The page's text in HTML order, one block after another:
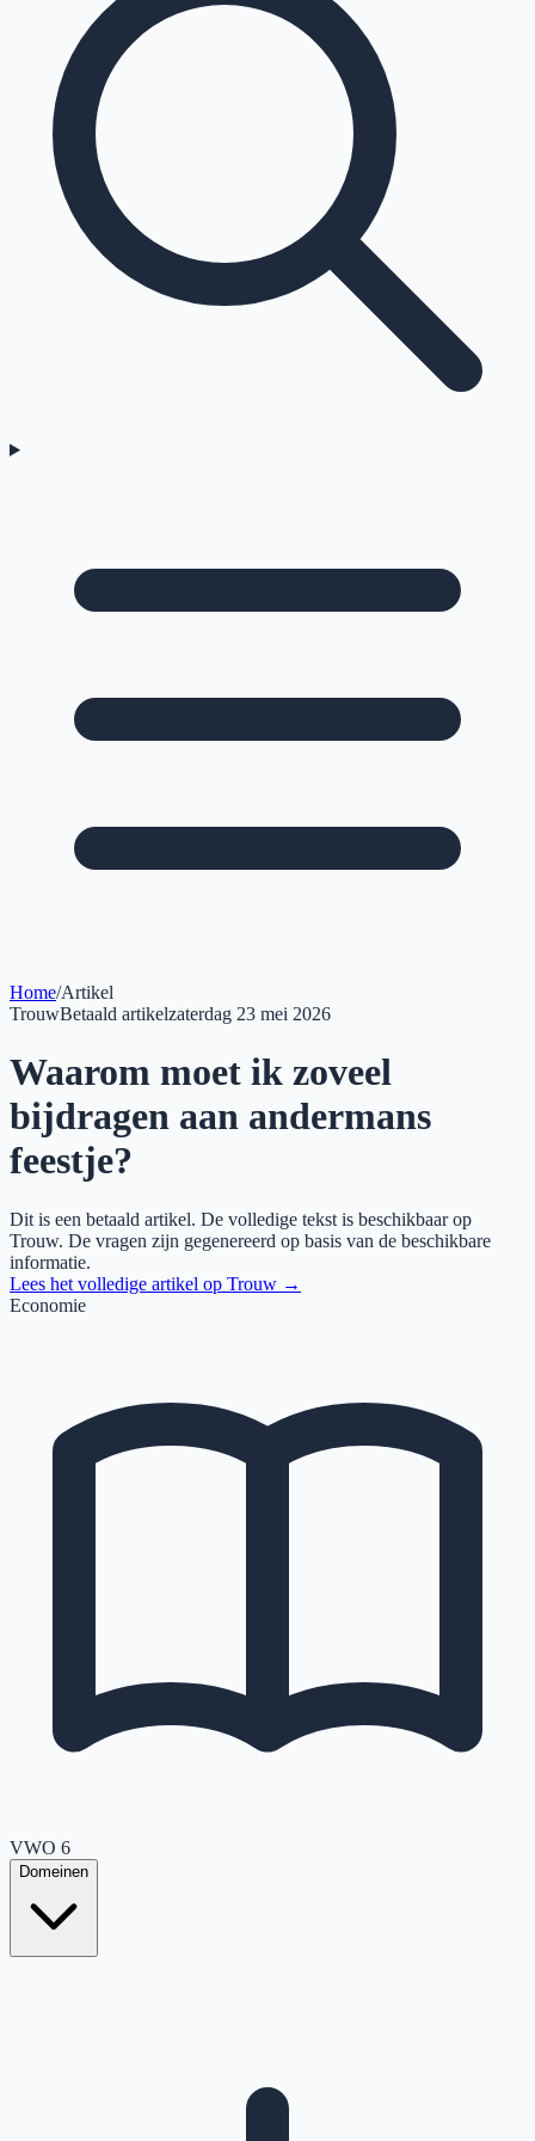
Home/Artikel
TrouwBetaald artikelzaterdag 23 mei 2026
Waarom moet ik zoveel
bijdragen aan andermans
feestje?
Dit is een betaald artikel. De volledige tekst is beschikbaar op
Trouw. De vragen zijn gegenereerd op basis van de beschikbare
informatie.
Lees het volledige artikel op Trouw →
Economie
VWO 6
Domeinen